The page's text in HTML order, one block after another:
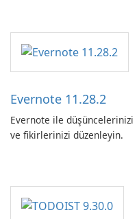
Evernote 11.28.2
Evernote ile düşüncelerinizi
ve fikirlerinizi düzenleyin.